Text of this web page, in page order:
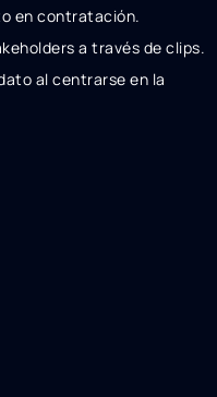
en contratación.
a través de clips.
al centrarse en la